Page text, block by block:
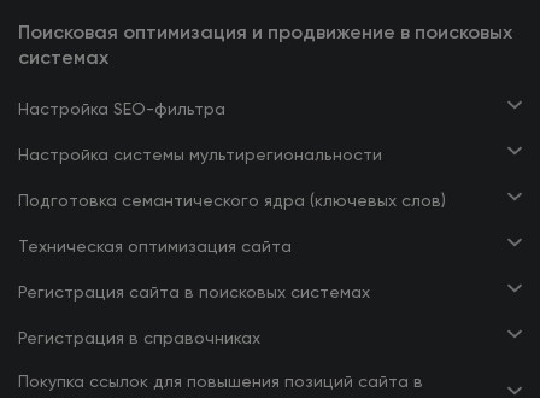
Поисковая оптимизация и продвижение в поисковых
системах
Настройка SEO-фильтра
Настройка системы мультирегиональности
Подготовка семантического ядра (ключевых слов)
Техническая оптимизация сайта
Регистрация сайта в поисковых системах
Регистрация в справочниках
Покупка ссылок для повышения позиций сайта в